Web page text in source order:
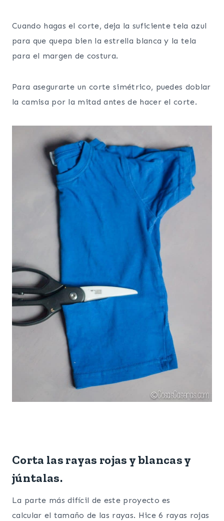
Cuando hagas el corte, deja la suficiente tela azul
para que quepa bien la estrella blanca y la tela
para el margen de costura.
Para asegurarte un corte simétrico, puedes doblar
la camisa por la mitad antes de hacer el corte.
Corta las rayas rojas y blancas y
júntalas.
La parte más difícil de este proyecto es
calcular el tamaño de las rayas. Hice 6 rayas rojas